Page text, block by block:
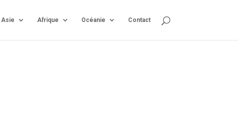
Asie Afrique Océanie Contact